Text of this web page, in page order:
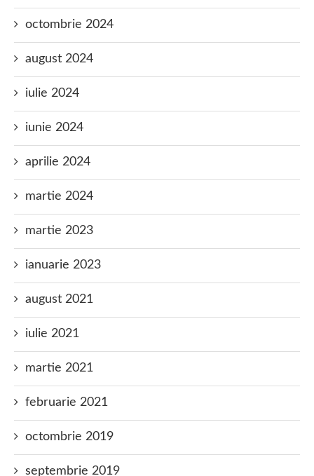
octombrie 2024
august 2024
iulie 2024
iunie 2024
aprilie 2024
martie 2024
martie 2023
ianuarie 2023
august 2021
iulie 2021
martie 2021
februarie 2021
octombrie 2019
septembrie 2019